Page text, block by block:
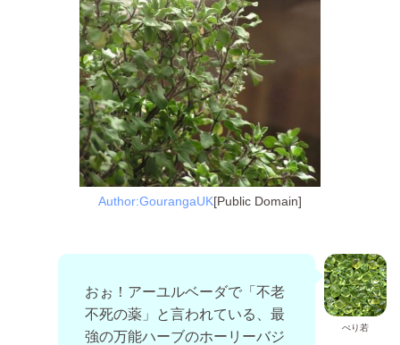
Author:GourangaUK[Public Domain]
ぺり若
おぉ！アーユルベーダで「不老
不死の薬」と言われている、最
強の万能ハーブのホーリーバジ